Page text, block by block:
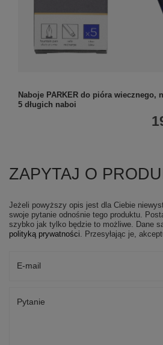
Naboje PARKER do pióra wiecznego,
5 długich naboi
ZAPYTAJ O
Jeżeli powyższy opis jest dla Ciebie
swoje pytanie odnośnie tego produktu.
szybko jak tylko będzie to możliwe. Dane
polityką prywatności. Przesyłając je,
E-mail
Pytanie